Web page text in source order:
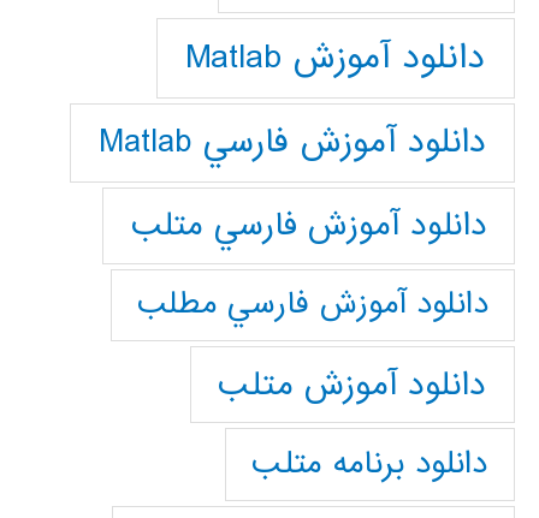
دانلود آموزش Matlab
دانلود آموزش فارسي Matlab
دانلود آموزش فارسي متلب
دانلود آموزش فارسي مطلب
دانلود آموزش متلب
دانلود برنامه متلب